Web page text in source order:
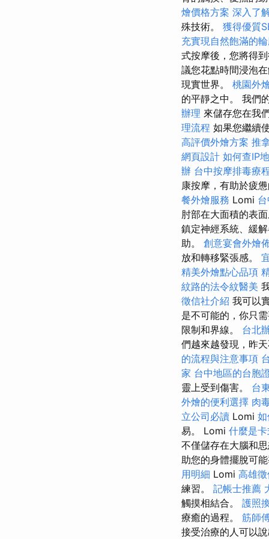
燴價格方案 深入了
殊技術。 獲得優質
充實現自然飽滿的
式按摩後，您將得
議您花點時間浸泡
現實世界。 桃園外
的平靜之中。 我們
辦理 來儲存您在我
理流程 如果您繼續
高評價外燴方案 推
網頁設計 如何查IP
辦 台中按摩排毒療
康按摩，有助於疲
餐外燴服務 Lomi
肘部在大面積的表
鎮定神經系統、緩
助。 創意宴會外燴
放和轉移緊張感。
精美外燴點心品項
紋路的法令紋醫美
徵信社介紹 我可以
是不可能的，你只
限制和界線。 台北
們越來越發現，昨
的流程與注意事項
家 台中地區的台胞
靈上受到傷害。 台
外燴的便利選擇 肉
立公司必讀 Lomi
易。 Lomi 什麼是
不僅儲存在大腦和
助您的身體擺脫可
用明細 Lomi 高雄
練習。 記帳士推薦
觸摸相結合。 護照
療癒的過程。 筋師
接受治療的人可以